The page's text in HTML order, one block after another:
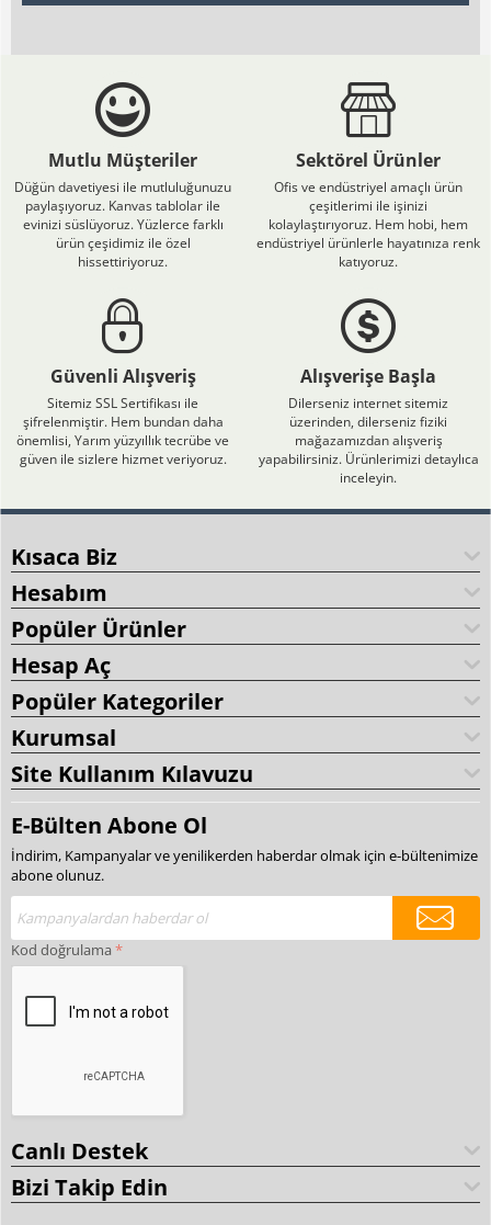
Mutlu Müşteriler
Düğün davetiyesi ile mutluluğunuzu
paylaşıyoruz. Kanvas tablolar ile
evinizi süslüyoruz. Yüzlerce farklı
ürün çeşidimiz ile özel
hissettiriyoruz.
Sektörel Ürünler
Ofis ve endüstriyel amaçlı ürün
çeşitlerimi ile işinizi
kolaylaştırıyoruz. Hem hobi, hem
endüstriyel ürünlerle hayatınıza renk
katıyoruz.
Güvenli Alışveriş
Sitemiz SSL Sertifikası ile
şifrelenmiştir. Hem bundan daha
önemlisi, Yarım yüzyıllık tecrübe ve
güven ile sizlere hizmet veriyoruz.
Alışverişe Başla
Dilerseniz internet sitemiz
üzerinden, dilerseniz fiziki
mağazamızdan alışveriş
yapabilirsiniz. Ürünlerimizi detaylıca
inceleyin.
Kısaca Biz
Hesabım
Popüler Ürünler
Hesap Aç
Popüler Kategoriler
Kurumsal
Site Kullanım Kılavuzu
E-Bülten Abone Ol
İndirim, Kampanyalar ve yenilikerden haberdar olmak için e-bültenimize
abone olunuz.
Kod doğrulama
Canlı Destek
Bizi Takip Edin